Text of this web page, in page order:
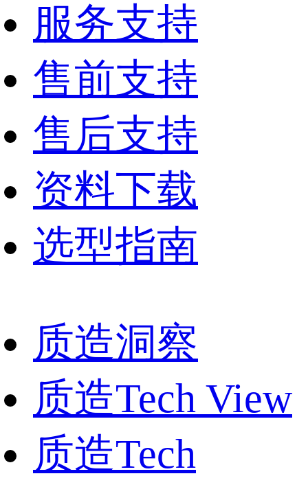
服务支持
售前支持
售后支持
资料下载
选型指南
质造洞察
质造Tech View
质造Tech